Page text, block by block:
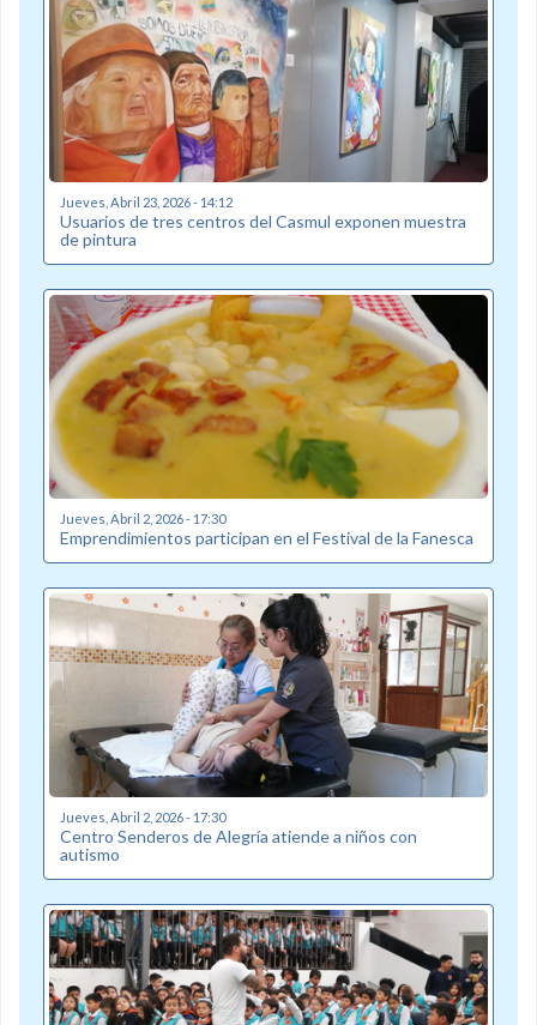
Jueves, Abril 23, 2026 - 14:12
Usuarios de tres centros del Casmul exponen muestra
de pintura
Jueves, Abril 2, 2026 - 17:30
Emprendimientos participan en el Festival de la Fanesca
Jueves, Abril 2, 2026 - 17:30
Centro Senderos de Alegría atiende a niños con
autismo